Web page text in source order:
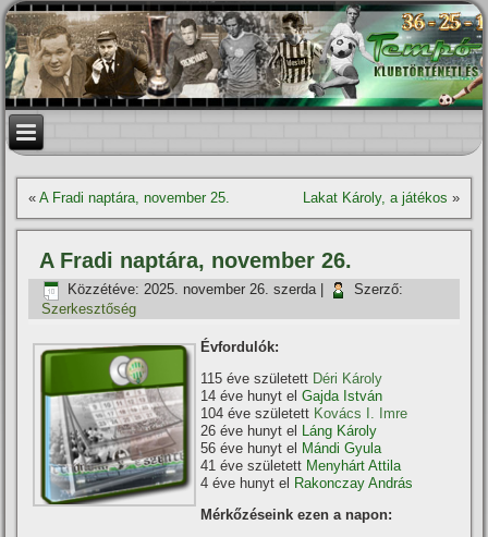
«A Fradi naptára, november 25. Lakat Károly, a játékos »
A Fradi naptára, november 26.
Közzétéve: 2025. november 26. szerda|
Szerző:
Szerkesztőség
Évfordulók:
115 éve született Déri Károly
14 éve hunyt elGajda István
104 éve született Kovács I. Imre
26 éve hunyt el Láng Károly
56 éve hunyt el Mándi Gyula
41 éve született Menyhárt Attila
4 éve hunyt el Rakonczay András
Mérkőzéseink ezen a napon: